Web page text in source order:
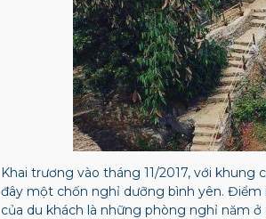
Khai trương vào tháng 11/2017, với khung
đây một chốn nghỉ dưỡng bình yên. Điểm
của du khách là những phòng nghỉ năm